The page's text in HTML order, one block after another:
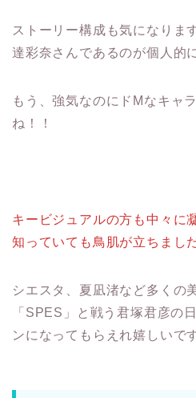
ストーリー構成も気になりま
達彩奈さんであるのが個人的
もう、強気なのにドМなキャ
ね！！
キービジュアルの方も中々に
知っていても鳥肌が立ちまし
シエスタ、夏凪渚など多くの
「SPES」と戦う君塚君彦の
ンになってもらえれ嬉しいで